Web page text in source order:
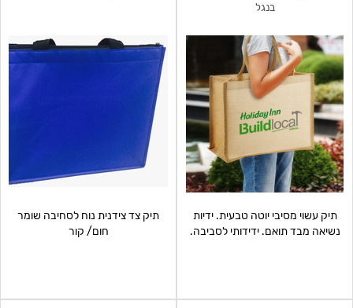
בנגל
תיק עשוי מסיבי יוטה טבעית. ידיות
נשיאה מבד תואם. ידידותי לסביבה.
תיק צד צידנית נוח לסחיבה שומר
חום/ קור